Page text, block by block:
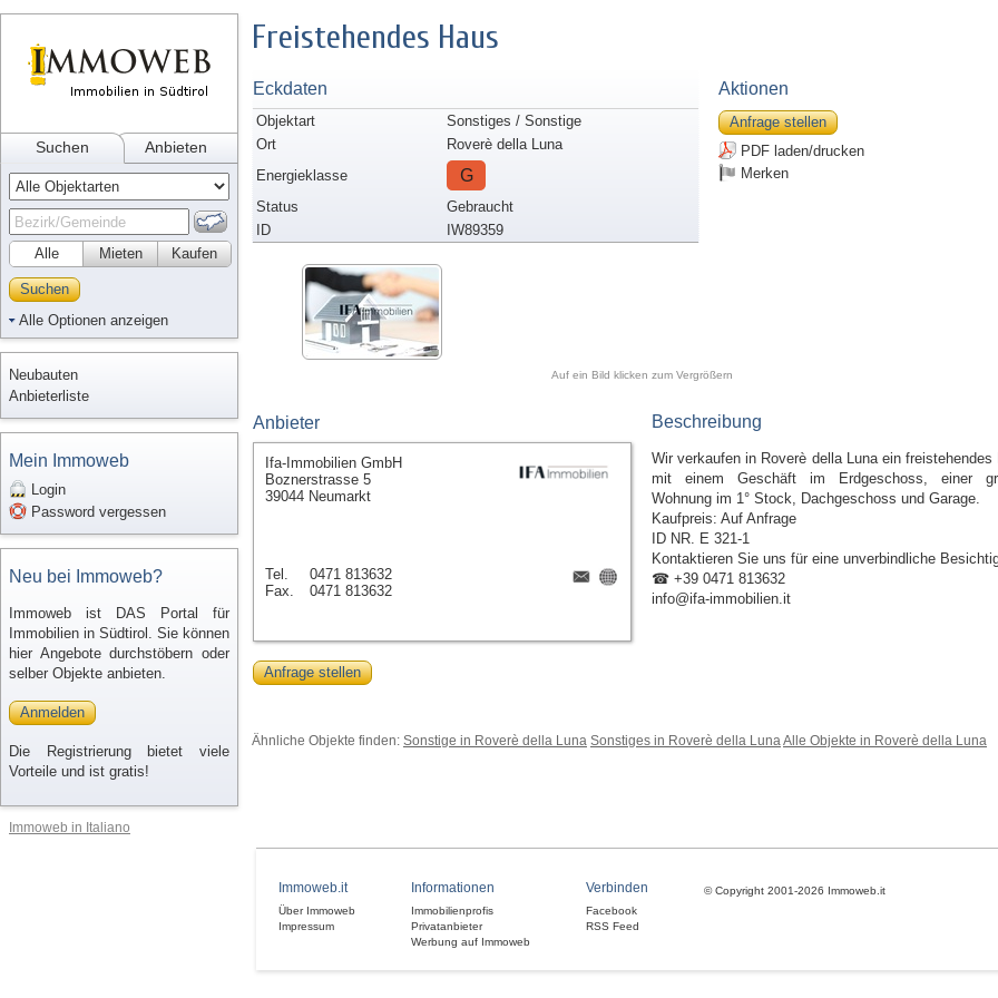
Suchen Anbieten
Alle Kaufen
Mieten
Suchen
Alle Optionen anzeigen
Neubauten
Anbieterliste
Mein Immoweb
Login
Password vergessen
Neu bei Immoweb?
Immoweb ist DAS Portal für
Immobilien in Südtirol. Sie können
hier Angebote durchstöbern oder
selber Objekte anbieten.
Anmelden
Die Registrierung bietet viele
Vorteile und ist gratis!
Immoweb in Italiano
Freistehendes Haus
Eckdaten
Objektart
Sonstiges / Sonstige
Ort
Roverè della Luna
Energieklasse
G
Status
Gebraucht
ID
IW89359
Aktionen
Anfrage stellen
PDF laden/drucken
Merken
Auf ein Bild klicken zum Vergrößern
Beschreibung
Wir verkaufen in Roverè della Luna ein freistehendes
mit einem Geschäft im Erdgeschoss, einer
Wohnung im 1° Stock, Dachgeschoss und Garage.
Kaufpreis: Auf Anfrage
ID NR. E 321-1
Kontaktieren Sie uns für eine unverbindliche
☎ +39 0471 813632
info@ifa-immobilien.it
Anbieter
Ifa-Immobilien GmbH
Boznerstrasse 5
39044 Neumarkt
Tel.
0471 813632
Fax.
0471 813632
Anfrage stellen
Ähnliche Objekte finden: Sonstige in Roverè della Luna Sonstiges in Roverè della Luna Alle Objekte in Roverè della Luna
Immoweb.it
Über Immoweb
Impressum
Informationen
Immobilienprofis
Privatanbieter
Werbung auf Immoweb
Verbinden
Facebook
RSS Feed
© Copyright 2001-2026 Immoweb.it